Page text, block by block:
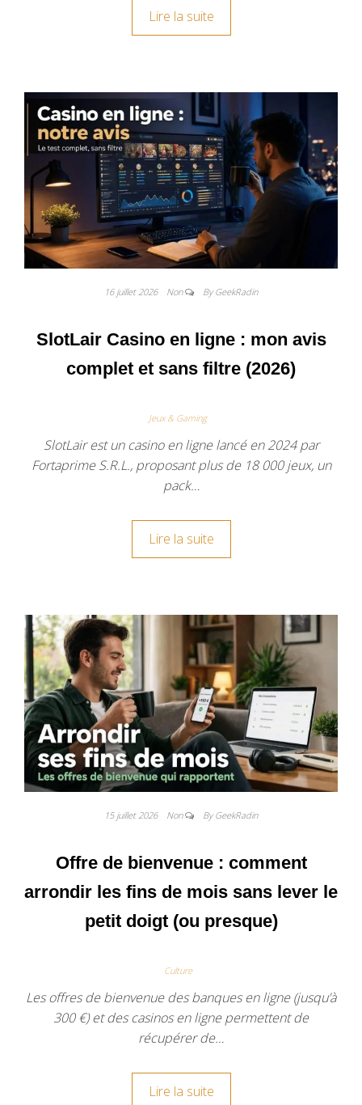
Lire la suite
16 juillet 2026 Non By GeekRadin
SlotLair Casino en ligne : mon avis
complet et sans filtre (2026)
Jeux & Gaming
SlotLair est un casino en ligne lancé en 2024 par
Fortaprime S.R.L., proposant plus de 18 000 jeux, un
pack…
Lire la suite
15 juillet 2026 Non By GeekRadin
Offre de bienvenue : comment
arrondir les fins de mois sans lever le
petit doigt (ou presque)
Culture
Les offres de bienvenue des banques en ligne (jusqu’à
300 €) et des casinos en ligne permettent de
récupérer de…
Lire la suite